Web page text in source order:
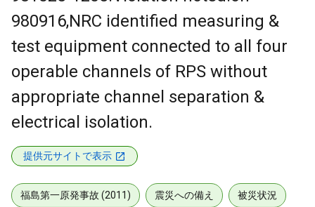
980916,NRC identified measuring &
test equipment connected to all four
operable channels of RPS without
appropriate channel separation &
electrical isolation.
提供元サイトで表示
福島第一原発事故 (2011) 震災への備え 被災状況